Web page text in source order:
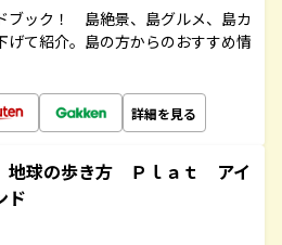
ブック！ 島絶景、島グルメ、島カ
げて紹介。島の方からのおすすめ情
詳細を見る
球の歩き方 Ｐｌａｔ アイ
ド